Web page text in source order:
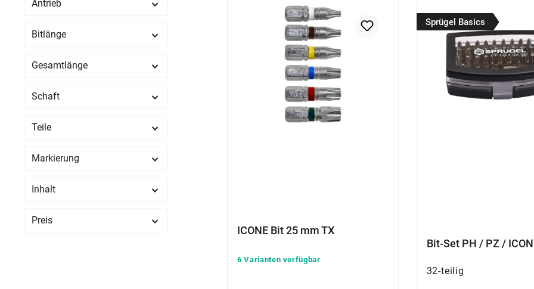
Antrieb
Bitlänge
Gesamtlänge
Schaft
Teile
Markierung
Inhalt
Preis
ICONE Bit 25 mm TX
6 Varianten verfügbar
Sprügel Basics
Bit-Set PH / PZ /
32-teilig